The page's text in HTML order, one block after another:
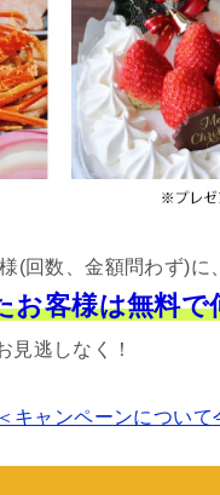
(回数、金額問わず)
お客様は無料
見逃しなく！
＜キャンペーンについ